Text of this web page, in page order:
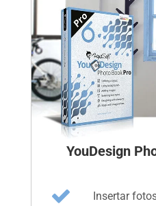
YouDesign
Insertar